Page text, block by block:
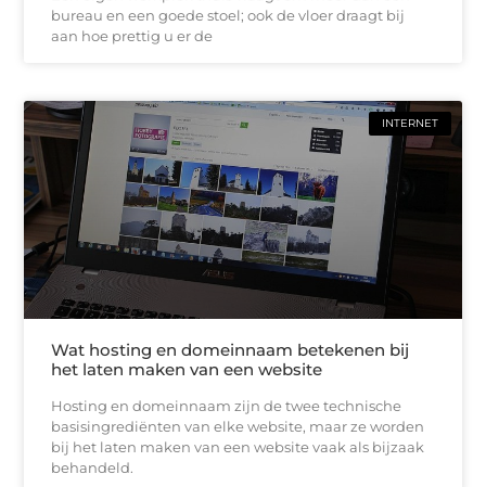
bureau en een goede stoel; ook de vloer draagt bij
aan hoe prettig u er de
INTERNET
Wat hosting en domeinnaam betekenen bij
het laten maken van een website
Hosting en domeinnaam zijn de twee technische
basisingrediënten van elke website, maar ze worden
bij het laten maken van een website vaak als bijzaak
behandeld.